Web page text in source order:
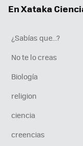
En Xataka
¿Sabías que...?
No te lo creas
Biología
religion
ciencia
creencias